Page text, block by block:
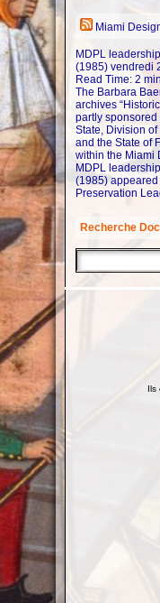
Miami
MDPL
(1985) vendredi
Read Time: 2
The Barbara
archives
partly
State, Division
and the State of
within the Miami
MDPL
(1985)
Preservation
Recherche
Ils